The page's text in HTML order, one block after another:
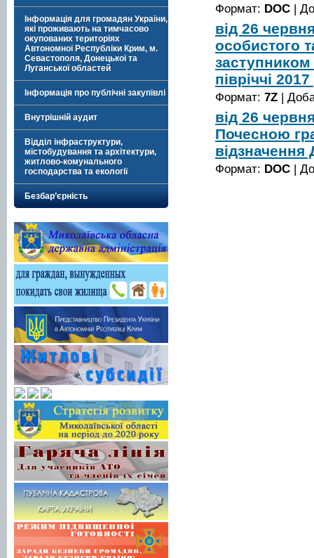
Інформація для громадян України,
які проживають на тимчасово
окупованих територіях
Автономної Республіки Крим, м.
Севастополя, Донецької та
Луганської областей
Інформація про публічні закупівлі
Внутрішній аудит
Відділ інфраструктури,
містобудування та архітектури,
житлово-комунального
господарства та екології
Безбар’єрність
Формат: DOC |
від 26
особистого
заступником
півріччі
Формат: 7Z |
від 26
Почесною
відзначення
Формат: DOC |